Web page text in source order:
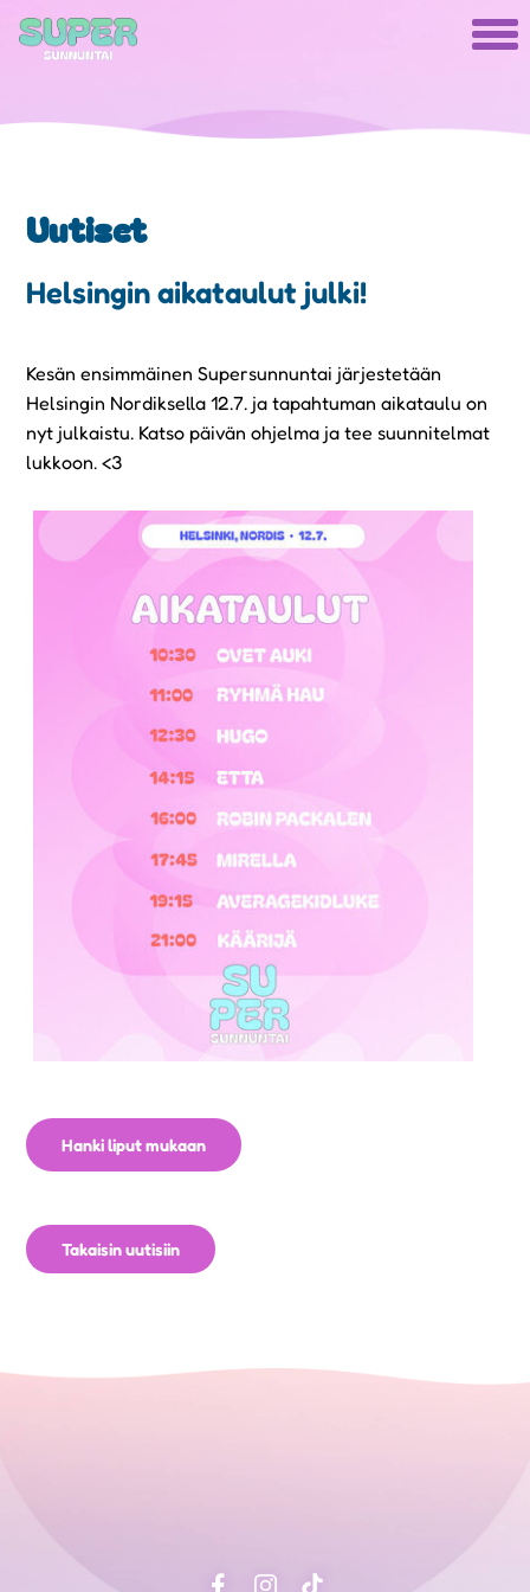
Uutiset
Helsingin aikataulut julki!
Kesän ensimmäinen Supersunnuntai järjestetään
Helsingin Nordiksella 12.7. ja tapahtuman aikataulu on
nyt julkaistu. Katso päivän ohjelma ja tee suunnitelmat
lukkoon. <3
Hanki liput mukaan
Takaisin uutisiin